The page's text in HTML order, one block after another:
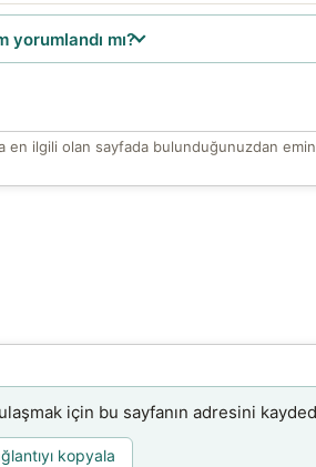
yorumlandı mı?
en ilgili olan sayfada bulunduğunuzdan
için bu sayfanın adresini
kopyala